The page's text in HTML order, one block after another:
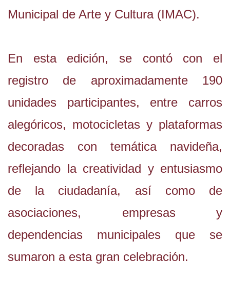
Municipal de Arte y Cultura (IMAC).
En esta edición, se contó con el
registro de aproximadamente 190
unidades participantes, entre carros
alegóricos, motocicletas y plataformas
decoradas con temática navideña,
reflejando la creatividad y entusiasmo
de la ciudadanía, así como de
asociaciones, empresas y
dependencias municipales que se
sumaron a esta gran celebración.